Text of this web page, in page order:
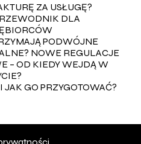
ZA USŁUGĘ?
DLA
PODWÓJNE
NOWE REGULACJE
– OD KIEDY WEJDĄ W
JAK GO PRZYGOTOWAĆ?